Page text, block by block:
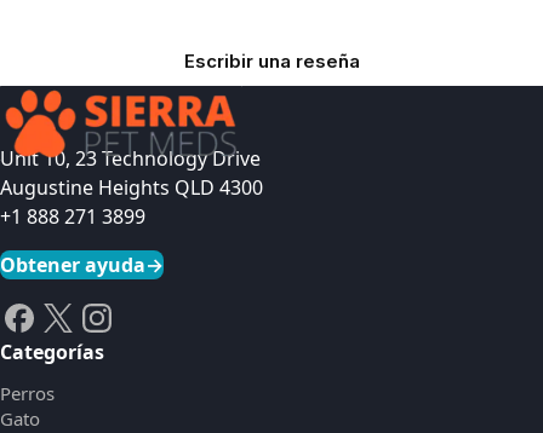
Escribir una reseña
Unit 10, 23 Technology Drive
Augustine Heights QLD 4300
+1 888 271 3899
Obtener ayuda→
Categorías
Perros
Gato